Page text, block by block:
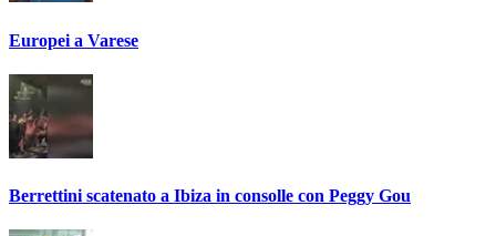
Europei a Varese
Berrettini scatenato a Ibiza in consolle con Peggy Gou